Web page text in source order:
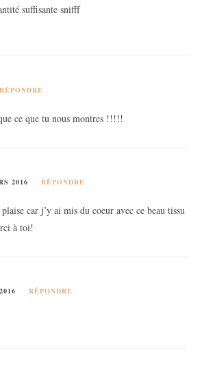
suffisante snifff
RÉPONDRE
ce que tu nous montres !!!!!
2016 RÉPONDRE
car j’y ai mis du coeur avec ce beau tissu
à toi!
RÉPONDRE